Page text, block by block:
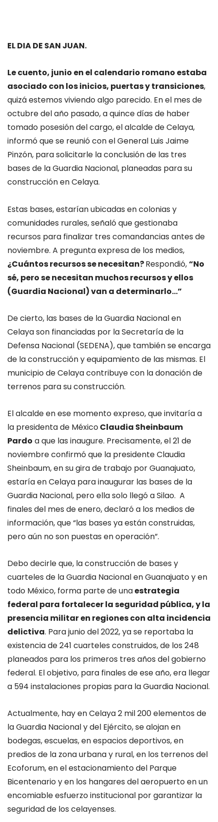
EL DIA DE SAN JUAN.
Le cuento, junio en el calendario romano estaba
asociado con los inicios, puertas y transiciones,
quizá estemos viviendo algo parecido. En el mes de
octubre del año pasado, a quince días de haber
tomado posesión del cargo, el alcalde de Celaya,
informó que se reunió con el General Luis Jaime
Pinzón, para solicitarle la conclusión de las tres
bases de la Guardia Nacional, planeadas para su
construcción en Celaya.
Estas bases, estarían ubicadas en colonias y
comunidades rurales, señaló que gestionaba
recursos para finalizar tres comandancias antes de
noviembre. A pregunta expresa de los medios,
¿Cuántos recursos se necesitan?Respondió,“No
sé, pero se necesitan muchos recursos y ellos
(Guardia Nacional) van a determinarlo…”
De cierto, las bases de la Guardia Nacional en
Celaya son financiadas por la Secretaría de la
Defensa Nacional (SEDENA), que también se encarga
de la construcción y equipamiento de las mismas. El
municipio de Celaya contribuye con la donación de
terrenos para su construcción.
El alcalde en ese momento expreso, que invitaría a
la presidenta de MéxicoClaudia Sheinbaum
Pardo a que las inaugure. Precisamente, el 21 de
noviembre confirmó que la presidente Claudia
Sheinbaum, en su gira de trabajo por Guanajuato,
estaría en Celaya para inaugurar las bases de la
Guardia Nacional, pero ella solo llegó a Silao. A
finales del mes de enero, declaró a los medios de
información, que “las bases ya están construidas,
pero aún no son puestas en operación”.
Debo decirle que, la construcción de bases y
cuarteles de la Guardia Nacional en Guanajuato y en
todo México, forma parte de unaestrategia
federal para fortalecer la seguridad pública, y la
presencia militar en regiones con alta incidencia
delictiva. Para junio del 2022, ya se reportaba la
existencia de 241 cuarteles construidos, de los 248
planeados para los primeros tres años del gobierno
federal. El objetivo, para finales de ese año, era llegar
a 594 instalaciones propias para la Guardia Nacional.
Actualmente, hay en Celaya 2 mil 200 elementos de
la Guardia Nacional y del Ejército, se alojan en
bodegas, escuelas, en espacios deportivos, en
predios de la zona urbana y rural, en los terrenos del
Ecoforum, en el estacionamiento del Parque
Bicentenario y en los hangares del aeropuerto en un
encomiable esfuerzo institucional por garantizar la
seguridad de los celayenses.